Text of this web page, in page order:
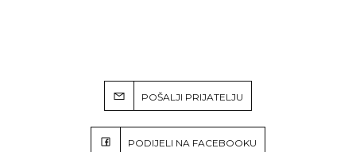
POŠALJI PRIJATELJU
PODIJELI NA FACEBOOKU